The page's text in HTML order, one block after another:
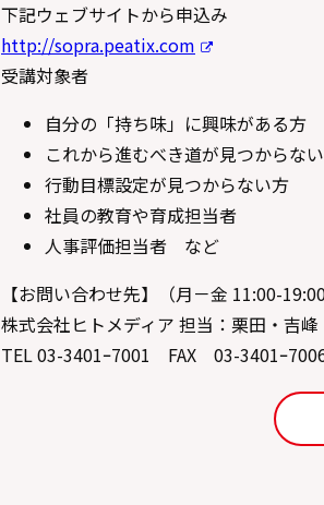
下記ウェブサイトから申込み
http://sopra.peatix.com
受講対象者
自分の「持ち味」に興味がある方
これから進むべき道が見つからな
行動目標設定が見つからない方
社員の教育や育成担当者
人事評価担当者 など
【お問い合わせ先】（月－金 11:00-19:00
株式会社ヒトメディア 担当：栗田・吉峰
TEL 03-3401ｰ7001 FAX 03-3401ｰ